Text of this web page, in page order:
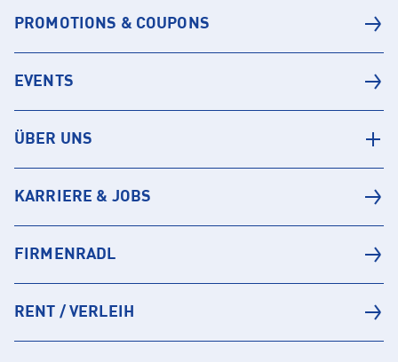
PROMOTIONS & COUPONS
EVENTS
ÜBER UNS
KARRIERE & JOBS
FIRMENRADL
RENT / VERLEIH